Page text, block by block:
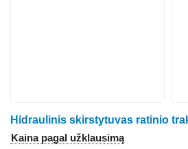
Kaina pagal užklausimą